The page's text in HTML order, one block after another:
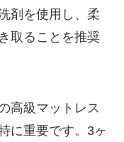
剤を使用し、柔
取ることを推奨
高級マットレス
に重要です。3ヶ